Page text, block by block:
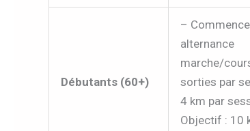
Débutants (60+)
–
alternance
marche/
sorties par
4 km par
Objectif : 10